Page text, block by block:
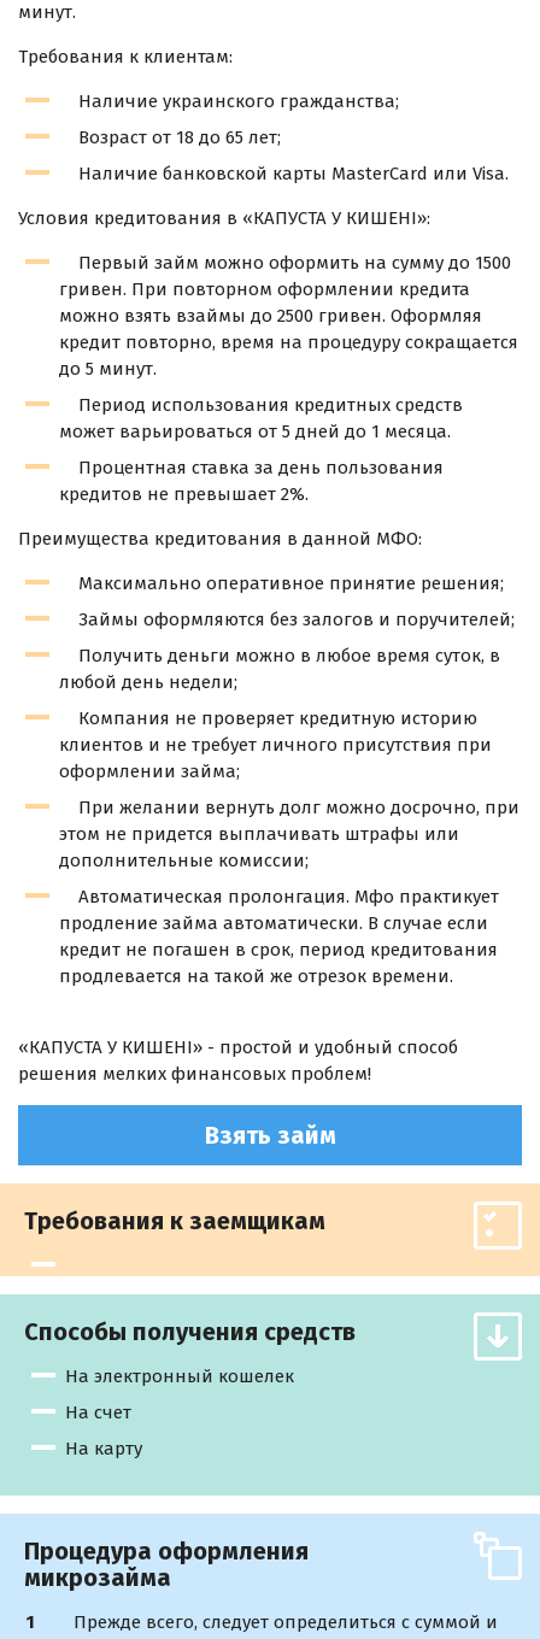
минут.
Требования к клиентам:
Наличие украинского гражданства;
Возраст от 18 до 65 лет;
Наличие банковской карты MasterCard или Visa.
Условия кредитования в «КАПУСТА У КИШЕНІ»:
Первый займ можно оформить на сумму до 1500
гривен. При повторном оформлении кредита
можно взять взаймы до 2500 гривен. Оформляя
кредит повторно, время на процедуру сокращается
до 5 минут.
Период использования кредитных средств
может варьироваться от 5 дней до 1 месяца.
Процентная ставка за день пользования
кредитов не превышает 2%.
Преимущества кредитования в данной МФО:
Максимально оперативное принятие решения;
Займы оформляются без залогов и поручителей;
Получить деньги можно в любое время суток, в
любой день недели;
Компания не проверяет кредитную историю
клиентов и не требует личного присутствия при
оформлении займа;
При желании вернуть долг можно досрочно, при
этом не придется выплачивать штрафы или
дополнительные комиссии;
Автоматическая пролонгация. Мфо практикует
продление займа автоматически. В случае если
кредит не погашен в срок, период кредитования
продлевается на такой же отрезок времени.
«КАПУСТА У КИШЕНІ» - простой и удобный способ
решения мелких финансовых проблем!
Взять займ
Требования к заемщикам
Способы получения средств
На электронный кошелек
На счет
На карту
Процедура оформления
микрозайма
Прежде всего, следует определиться с суммой и